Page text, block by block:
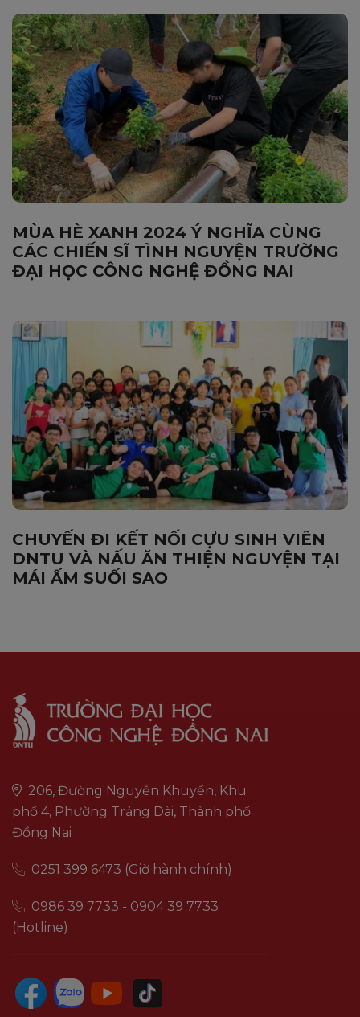
MÙA HÈ XANH 2024 Ý NGHĨA CÙNG
CÁC CHIẾN SĨ TÌNH NGUYỆN TRƯỜNG
ĐẠI HỌC CÔNG NGHỆ ĐỒNG NAI
CHUYẾN ĐI KẾT NỐI CỰU SINH VIÊN
DNTU VÀ NẤU ĂN THIỆN NGUYỆN TẠI
MÁI ẤM SUỐI SAO
206, Đường Nguyễn Khuyến, Khu
phố 4, Phường Trảng Dài, Thành phố
Đồng Nai
0251 399 6473 (Giờ hành chính)
0986 39 7733 - 0904 39 7733
(Hotline)